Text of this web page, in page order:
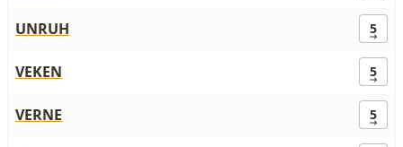
UNRUH 5
VEKEN 5
VERNE 5